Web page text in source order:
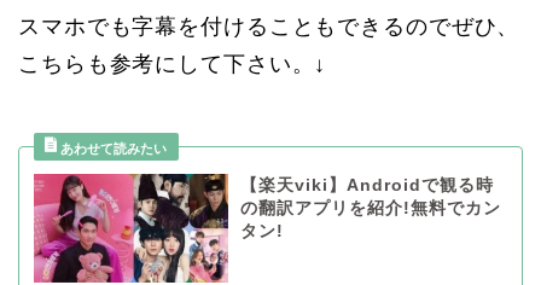
スマホでも字幕を付けることもできるのでぜひ、
こちらも参考にして下さい。↓
【楽天viki】Androidで観る時
の翻訳アプリを紹介!無料でカン
タン!